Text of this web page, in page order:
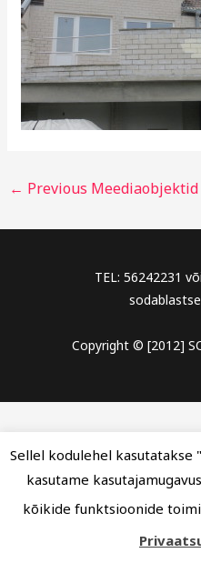
← Previous Meediaobjektid
TEL: 56242231
Copyright © [2012]
Sellel kodulehel kasutatakse
kasutame
kõikide funktsioonide